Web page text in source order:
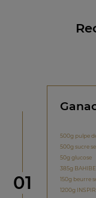
étape
01
500g pulpe
500g sucre
50g glucose
385g BAHIBE
150g beurre
1200g